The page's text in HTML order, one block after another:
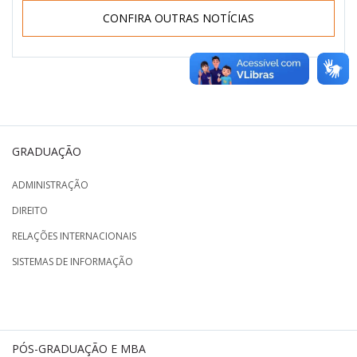
CONFIRA OUTRAS NOTÍCIAS
GRADUAÇÃO
ADMINISTRAÇÃO
DIREITO
RELAÇÕES INTERNACIONAIS
SISTEMAS DE INFORMAÇÃO
PÓS-GRADUAÇÃO E MBA